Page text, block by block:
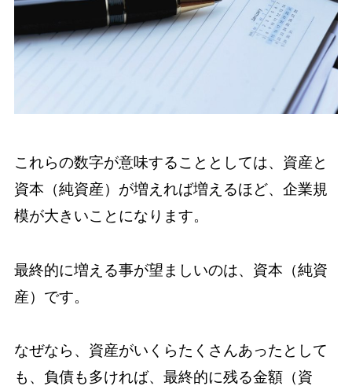
これらの数字が意味することとしては、資産と
資本（純資産）が増えれば増えるほど、企業規
模が大きいことになります。
最終的に増える事が望ましいのは、資本（純資
産）です。
なぜなら、資産がいくらたくさんあったとして
も、負債も多ければ、最終的に残る金額（資